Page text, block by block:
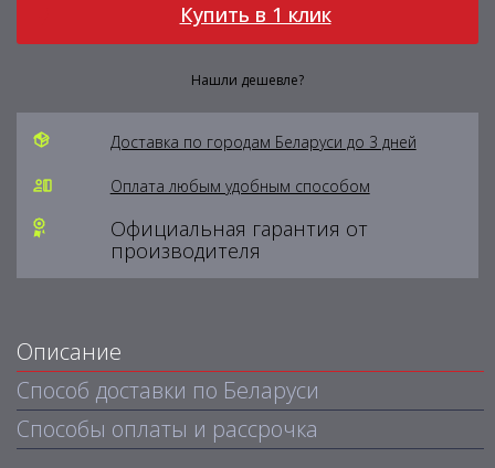
Купить в 1 клик
Нашли дешевле?
Доставка по городам Беларуси до 3 дней
Оплата любым удобным способом
Официальная гарантия от
производителя
Описание
Способ доставки по Беларуси
Способы оплаты и рассрочка